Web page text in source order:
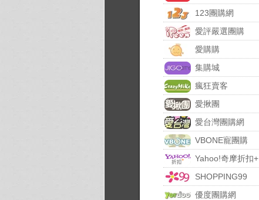
123團購網
愛評嚴選團購
愛購購
集購城
瘋狂賣客
愛揪團
愛台灣團購網
VBONE寵團購
Yahoo!奇摩折扣+
SHOPPING99
優度團購網